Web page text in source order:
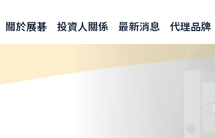
關於展碁 投資人關係 最新消息 代理品牌